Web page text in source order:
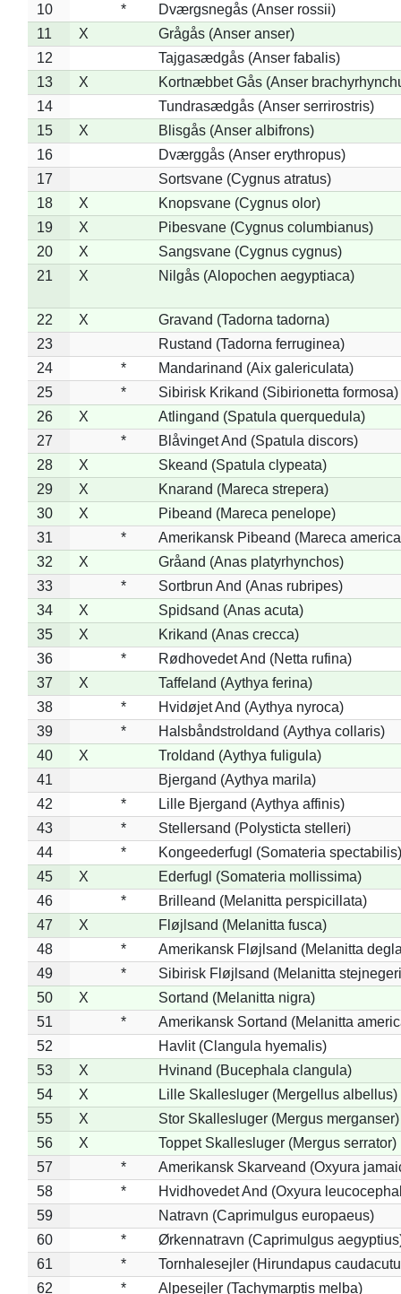
10
*
Dværgsnegås (Anser rossii)
11
X
Grågås (Anser anser)
12
Tajgasædgås (Anser fabalis)
13
X
Kortnæbbet Gås (Anser
14
Tundrasædgås (Anser serrirostris)
15
X
Blisgås (Anser albifrons)
16
Dværggås (Anser erythropus)
17
Sortsvane (Cygnus atratus)
18
X
Knopsvane (Cygnus olor)
19
X
Pibesvane (Cygnus columbianus)
20
X
Sangsvane (Cygnus cygnus)
21
X Nilgås (Alopochen aegyptiaca)
22 X
Gravand (Tadorna tadorna)
23
Rustand (Tadorna ferruginea)
24
*
Mandarinand (Aix galericulata)
25
*
Sibirisk Krikand (Sibirionetta formosa)
26
X
Atlingand (Spatula querquedula)
27
*
Blåvinget And (Spatula discors)
28
X
Skeand (Spatula clypeata)
29
X
Knarand (Mareca strepera)
30
X
Pibeand (Mareca penelope)
31
*
Amerikansk Pibeand (Mareca
32
X
Gråand (Anas platyrhynchos)
33
*
Sortbrun And (Anas rubripes)
34
X
Spidsand (Anas acuta)
35
X
Krikand (Anas crecca)
36
*
Rødhovedet And (Netta rufina)
37
X
Taffeland (Aythya ferina)
38
*
Hvidøjet And (Aythya nyroca)
39
*
Halsbåndstroldand (Aythya collaris)
40
X
Troldand (Aythya fuligula)
41
Bjergand (Aythya marila)
42
*
Lille Bjergand (Aythya affinis)
43
*
Stellersand (Polysticta stelleri)
44
*
Kongeederfugl (Somateria spectabilis)
45
X
Ederfugl (Somateria mollissima)
46
*
Brilleand (Melanitta perspicillata)
47
X
Fløjlsand (Melanitta fusca)
48
*
Amerikansk Fløjlsand (Melanitta
49
*
Sibirisk Fløjlsand (Melanitta
50
X
Sortand (Melanitta nigra)
51
*
Amerikansk Sortand (Melanitta
52
Havlit (Clangula hyemalis)
53
X
Hvinand (Bucephala clangula)
54
X
Lille Skallesluger (Mergellus albellus)
55
X
Stor Skallesluger (Mergus merganser)
56
X
Toppet Skallesluger (Mergus serrator)
57
*
Amerikansk Skarveand (Oxyura
58
*
Hvidhovedet And (Oxyura
59
Natravn (Caprimulgus europaeus)
60
*
Ørkennatravn (Caprimulgus
61
*
Tornhalesejler (Hirundapus
62
*
Alpesejler (Tachymarptis melba)